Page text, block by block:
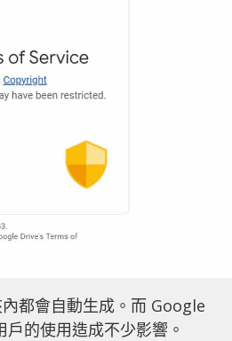
都會自動生成。而 Google
的使用造成不少影響。